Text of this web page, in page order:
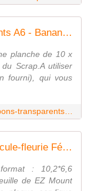
FDSTTA6092 : Tampons transparents A6 - Bananier Fée du Scrap
planche de 10 x
Scrap.A utiliser
fourni), qui vous
fdstnm387-tampon-non-monte-pellicule-fleurie Fée du scrap
: 10,2*6,6
de EZ Mount